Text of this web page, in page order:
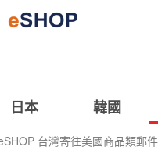
日本 韓國
台灣寄往美國商品類郵